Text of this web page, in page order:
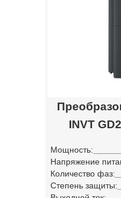
INVT
Мощность:
Напряжение
Количество фаз:
Степень защиты: